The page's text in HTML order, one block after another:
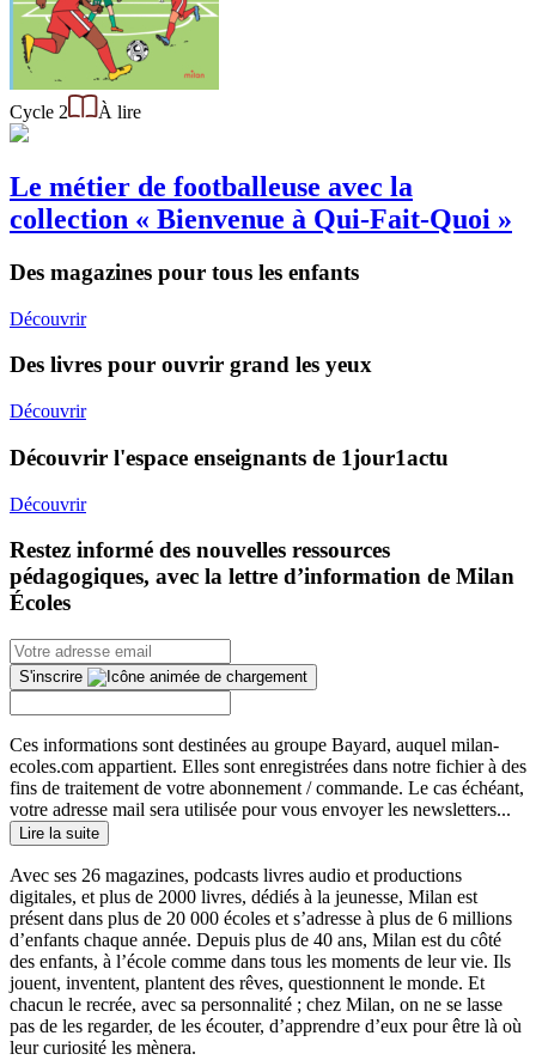
Cycle 2 À lire
Le métier de footballeuse avec la
collection « Bienvenue à Qui-Fait-Quoi »
Des magazines pour tous les enfants
Découvrir
Des livres pour ouvrir grand les yeux
Découvrir
Découvrir l'espace enseignants de 1jour1actu
Découvrir
Restez informé des nouvelles ressources
pédagogiques, avec la lettre d’information de Milan
Écoles
S'inscrire
Ces informations sont destinées au groupe Bayard, auquel milan-
ecoles.com appartient. Elles sont enregistrées dans notre fichier à des
fins de traitement de votre abonnement / commande. Le cas échéant,
votre adresse mail sera utilisée pour vous envoyer les newsletters...
Lire la suite
Avec ses 26 magazines, podcasts livres audio et productions
digitales, et plus de 2000 livres, dédiés à la jeunesse, Milan est
présent dans plus de 20 000 écoles et s’adresse à plus de 6 millions
d’enfants chaque année. Depuis plus de 40 ans, Milan est du côté
des enfants, à l’école comme dans tous les moments de leur vie. Ils
jouent, inventent, plantent des rêves, questionnent le monde. Et
chacun le recrée, avec sa personnalité ; chez Milan, on ne se lasse
pas de les regarder, de les écouter, d’apprendre d’eux pour être là où
leur curiosité les mènera.